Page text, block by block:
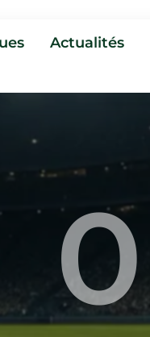
Actualités
0